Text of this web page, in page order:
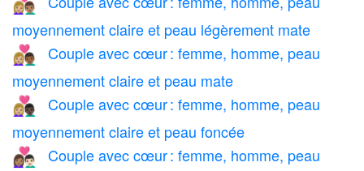
moyennement claire et peau légèrement mate
👩🏼‍❤️‍👨🏾
Couple avec cœur : femme, homme, peau
moyennement claire et peau mate
👩🏼‍❤️‍👨🏿
Couple avec cœur : femme, homme, peau
moyennement claire et peau foncée
👩🏽‍❤️‍👨🏻
Couple avec cœur : femme, homme, peau